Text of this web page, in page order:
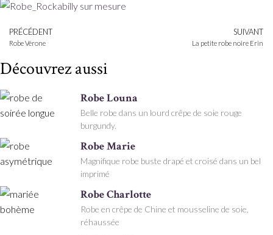
PRÉCÉDENT
Robe Vérone
SUIVANT
La petite robe noire Erin
Découvrez aussi
Robe Louna
Belle robe dans un lourd crêpe de soie rouge
burgundy.
Robe Marie
Magnifique robe buste drapé et croisé dans un bel
imprimé
Robe Charlotte
Robe en crêpe de Chine et mousseline de soie,
réhaussée